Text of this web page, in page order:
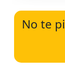
No te